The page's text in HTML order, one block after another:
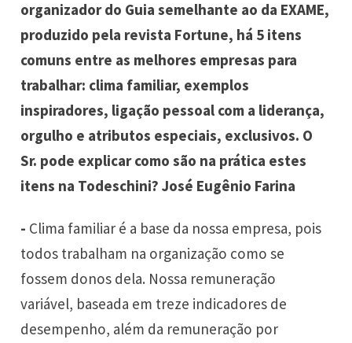
organizador do Guia semelhante ao da EXAME,
produzido pela revista Fortune, há 5 itens
comuns entre as melhores empresas para
trabalhar: clima familiar, exemplos
inspiradores, ligação pessoal com a liderança,
orgulho e atributos especiais, exclusivos. O
Sr. pode explicar como são na prática estes
itens na Todeschini? José Eugênio Farina
- Clima familiar é a base da nossa empresa, pois
todos trabalham na organização como se
fossem donos dela. Nossa remuneração
variável, baseada em treze indicadores de
desempenho, além da remuneração por